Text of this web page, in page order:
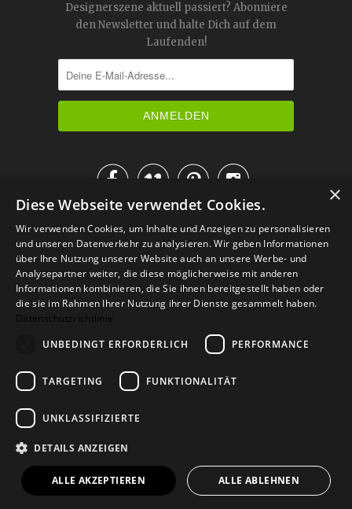
Designerszene aktuell passiert? Abonniere
den Newsletter und halte Dich auf dem
Laufenden!

IM KATALOG BLÄTTERN
Versand Zahlarten
Retoure
Widerrufsformular
© 2026Baltic Design Shop. Baltic Design Shop
×
Diese Webseite verwendet Cookies.
Wir verwenden Cookies, um Inhalte und Anzeigen zu personalisieren
und unseren Datenverkehr zu analysieren. Wir geben Informationen
über Ihre Nutzung unserer Website auch an unsere Werbe- und
Analysepartner weiter, die diese möglicherweise mit anderen
Informationen kombinieren, die Sie ihnen bereitgestellt haben oder
die sie im Rahmen Ihrer Nutzung ihrer Dienste gesammelt haben.
Datenschutzrichtlinie
UNBEDINGT ERFORDERLICH
PERFORMANCE
TARGETING FUNKTIONALITÄT
UNKLASSIFIZIERTE
DETAILS ANZEIGEN
ALLE AKZEPTIEREN ALLE ABLEHNEN